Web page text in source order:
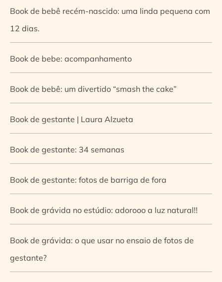
Book de bebê recém-nascido: uma linda pequena com
12 dias.
Book de bebe: acompanhamento
Book de bebê: um divertido “smash the cake”
Book de gestante | Laura Alzueta
Book de gestante: 34 semanas
Book de gestante: fotos de barriga de fora
Book de grávida no estúdio: adorooo a luz natural!!
Book de grávida: o que usar no ensaio de fotos de
gestante?